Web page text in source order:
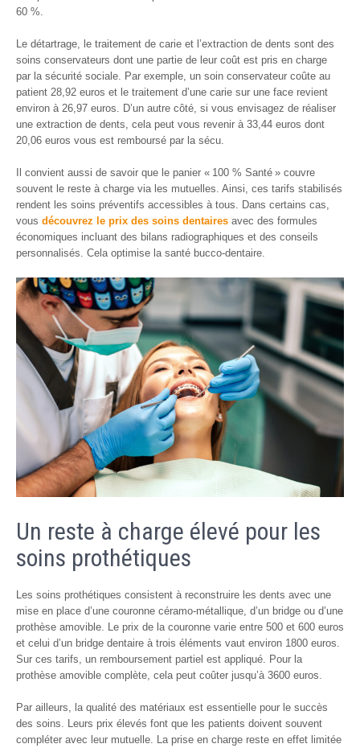
60 %.
Le détartrage, le traitement de carie et l’extraction de dents sont des
soins conservateurs dont une partie de leur coût est pris en charge
par la sécurité sociale. Par exemple, un soin conservateur coûte au
patient 28,92 euros et le traitement d’une carie sur une face revient
environ à 26,97 euros. D’un autre côté, si vous envisagez de réaliser
une extraction de dents, cela peut vous revenir à 33,44 euros dont
20,06 euros vous est remboursé par la sécu.
Il convient aussi de savoir que le panier « 100 % Santé » couvre
souvent le reste à charge via les mutuelles. Ainsi, ces tarifs stabilisés
rendent les soins préventifs accessibles à tous. Dans certains cas,
vous découvrez le prix des soins dentaires avec des formules
économiques incluant des bilans radiographiques et des conseils
personnalisés. Cela optimise la santé bucco-dentaire.
Un reste à charge élevé pour les
soins prothétiques
Les soins prothétiques consistent à reconstruire les dents avec une
mise en place d’une couronne céramo-métallique, d’un bridge ou d’une
prothèse amovible. Le prix de la couronne varie entre 500 et 600 euros
et celui d’un bridge dentaire à trois éléments vaut environ 1800 euros.
Sur ces tarifs, un remboursement partiel est appliqué. Pour la
prothèse amovible complète, cela peut coûter jusqu’à 3600 euros.
Par ailleurs, la qualité des matériaux est essentielle pour le succès
des soins. Leurs prix élevés font que les patients doivent souvent
compléter avec leur mutuelle. La prise en charge reste en effet limitée